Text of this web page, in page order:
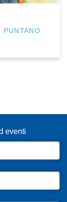
PUNTANO
eventi